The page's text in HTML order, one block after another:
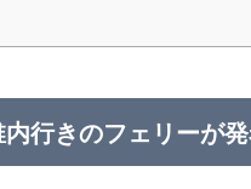
行きのフェリーが